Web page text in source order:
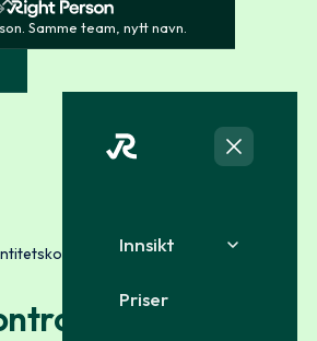
Samme team, nytt navn.
Innsikt
Priser